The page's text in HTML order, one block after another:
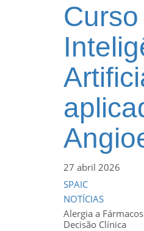
27 abril 2026
SPAIC
NOTÍCIAS
Alergia a
Decisão Clínica